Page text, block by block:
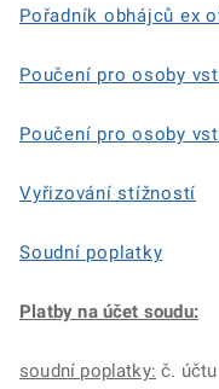
Pořadník obhájců ex
Poučení pro osoby
Poučení pro osoby
Vyřizování stížností
Soudní poplatky
Platby na účet soudu:
soudní poplatky: č.